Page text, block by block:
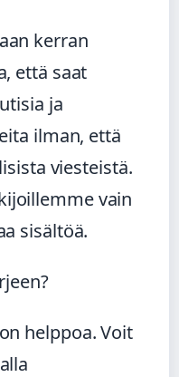
kerran
että saat
ja
ilman, että
viesteistä.
vain
sisältöä.
helppoa. Voit